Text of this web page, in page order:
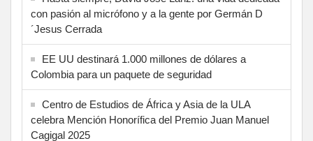
con pasión al micrófono y a la gente por Germán D
´Jesus Cerrada
EE UU destinará 1.000 millones de dólares a
Colombia para un paquete de seguridad
Centro de Estudios de África y Asia de la ULA
celebra Mención Honorífica del Premio Juan Manuel
Cagigal 2025